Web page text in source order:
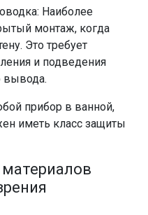
Наиболее
монтаж, когда
Это требует
и подведения
вывода.
прибор в ванной,
иметь класс защиты